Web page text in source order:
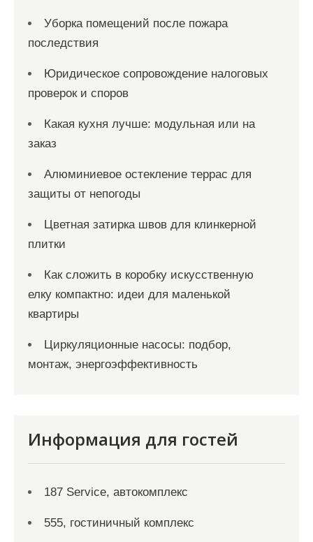
Уборка помещений после пожара
последствия
Юридическое сопровождение налоговых
проверок и споров
Какая кухня лучше: модульная или на
заказ
Алюминиевое остекление террас для
защиты от непогоды
Цветная затирка швов для клинкерной
плитки
Как сложить в коробку искусственную
елку компактно: идеи для маленькой
квартиры
Циркуляционные насосы: подбор,
монтаж, энергоэффективность
Информация для гостей
187 Service, автокомплекс
555, гостиничный комплекс